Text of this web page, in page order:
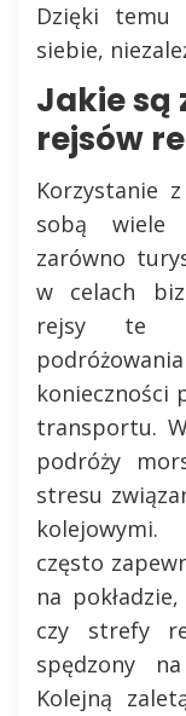
Dzięki temu
siebie,
Jakie są
rejsów
Korzystanie
sobą wiele
zarówno
w celach
rejsy te
konieczności
transportu.
podróży
stresu
kolejowymi.
często
na
czy strefy
spędzony
Kolejną